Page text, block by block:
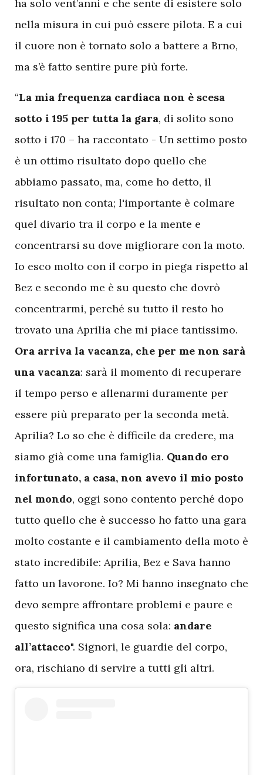
ha solo vent’anni e che sente di esistere solo
nella misura in cui può essere pilota. E a cui
il cuore non è tornato solo a battere a Brno,
ma s’è fatto sentire pure più forte.
“La mia frequenza cardiaca non è scesa
sotto i 195 per tutta la gara, di solito sono
sotto i 170 – ha raccontato - Un settimo posto
è un ottimo risultato dopo quello che
abbiamo passato, ma, come ho detto, il
risultato non conta; l'importante è colmare
quel divario tra il corpo e la mente e
concentrarsi su dove migliorare con la moto.
Io esco molto con il corpo in piega rispetto al
Bez e secondo me è su questo che dovrò
concentrarmi, perché su tutto il resto ho
trovato una Aprilia che mi piace tantissimo.
Ora arriva la vacanza, che per me non sarà
una vacanza: sarà il momento di recuperare
il tempo perso e allenarmi duramente per
essere più preparato per la seconda metà.
Aprilia? Lo so che è difficile da credere, ma
siamo già come una famiglia. Quando ero
infortunato, a casa, non avevo il mio posto
nel mondo, oggi sono contento perché dopo
tutto quello che è successo ho fatto una gara
molto costante e il cambiamento della moto è
stato incredibile: Aprilia, Bez e Sava hanno
fatto un lavorone. Io? Mi hanno insegnato che
devo sempre affrontare problemi e paure e
questo significa una cosa sola: andare
all’attacco". Signori, le guardie del corpo,
ora, rischiano di servire a tutti gli altri.